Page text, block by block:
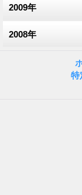
2009年
12月 (2)
2008年
特